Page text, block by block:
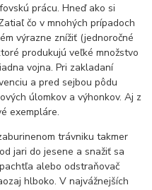
prácu. Hneď ako si
čo v mnohých prípadoch
výrazne znížiť (jednoročné
produkujú veľké množstvo
vojna. Pri zakladaní
a pred sejbou pôdu
úlomkov a výhonkov. Aj z
exempláre.
trávniku takmer
jari do jesene a snažiť sa
alebo odstraňovač
hlboko. V najvážnejších